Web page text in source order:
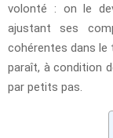
volonté : on le
ajustant ses
cohérentes dans le
paraît, à condition
par petits pas.